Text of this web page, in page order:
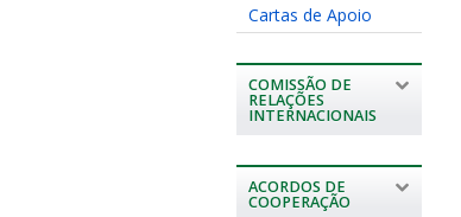
Cartas de Apoio
COMISSÃO DE
RELAÇÕES
INTERNACIONAIS
ACORDOS DE
COOPERAÇÃO